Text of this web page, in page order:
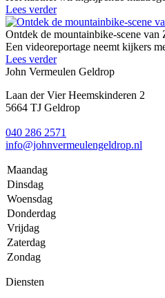
Lees verder
Ontdek de mountainbike-scene van
Een videoreportage neemt kijkers
Lees verder
John Vermeulen Geldrop
Laan der Vier Heemskinderen 2
5664 TJ Geldrop
040 286 2571
info@johnvermeulengeldrop.nl
Maandag
Dinsdag
Woensdag
Donderdag
Vrijdag
Zaterdag
Zondag
Diensten